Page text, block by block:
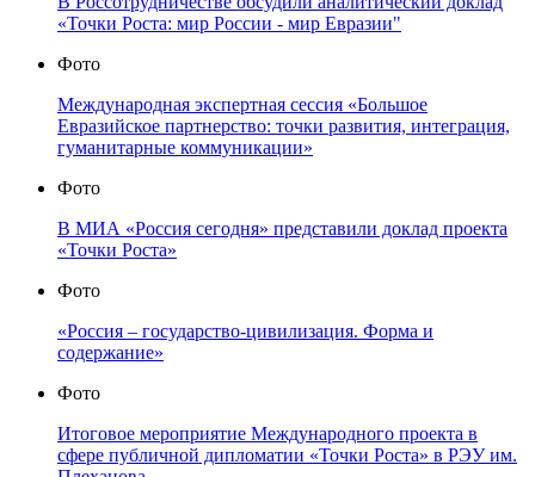
«Точки Роста: мир России - мир Евразии"
Фото
Международная экспертная сессия «Большое
Евразийское партнерство: точки развития, интеграция,
гуманитарные коммуникации»
Фото
В МИА «Россия сегодня» представили доклад проекта
«Точки Роста»
Фото
«Россия – государство-цивилизация. Форма и
содержание»
Фото
Итоговое мероприятие Международного проекта в
сфере публичной дипломатии «Точки Роста» в РЭУ им.